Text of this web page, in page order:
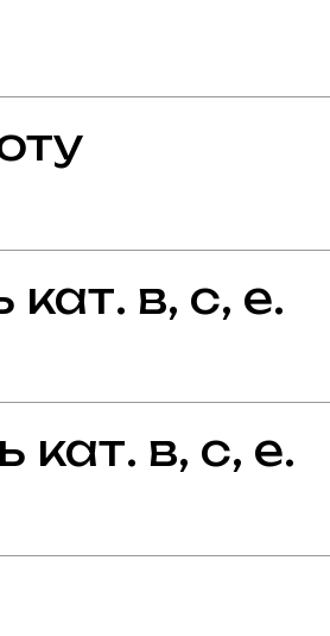
в, с, е.
в, с, е.